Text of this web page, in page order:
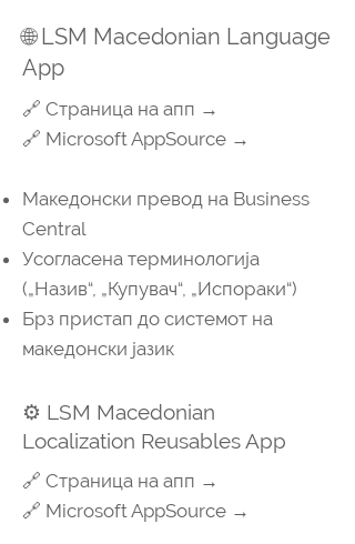
🌐 LSM Macedonian Language
App
🔗 Страница на апп →
🔗 Microsoft AppSource →
Македонски превод на Business
Central
Усогласена терминологија
(„Назив“, „Купувач“, „Испораки“)
Брз пристап до системот на
македонски јазик
⚙️ LSM Macedonian
Localization Reusables App
🔗 Страница на апп →
🔗 Microsoft AppSource →